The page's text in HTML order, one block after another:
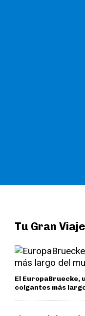
Tu Gran
El EuropaBruecke,
colgantes más